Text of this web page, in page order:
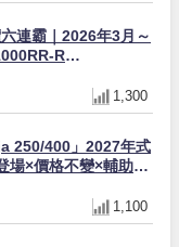
連霸｜2026年3月～
R
1,300
250/400」2027年式
場×價格不變×輔助滑
1,100